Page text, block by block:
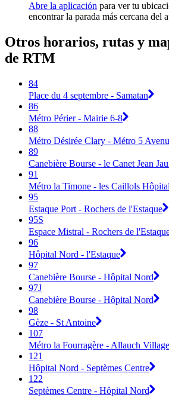
Abre la aplicación para ver tu
encontrar la parada más cercana del
Otros horarios, rutas y
de RTM
84
Place du 4 septembre - Samatan
86
Métro Périer - Mairie 6-8
88
Métro Désirée Clary - Métro 5
89
Canebière Bourse - le Canet Jean
91
Métro la Timone - les Caillols Hôpital
95
Estaque Port - Rochers de l'Estaque
95S
Espace Mistral - Rochers de
96
Hôpital Nord - l'Estaque
97
Canebière Bourse - Hôpital Nord
97J
Canebière Bourse - Hôpital Nord
98
Gèze - St Antoine
107
Métro la Fourragère - Allauch Village
121
Hôpital Nord - Septèmes Centre
122
Septèmes Centre - Hôpital Nord